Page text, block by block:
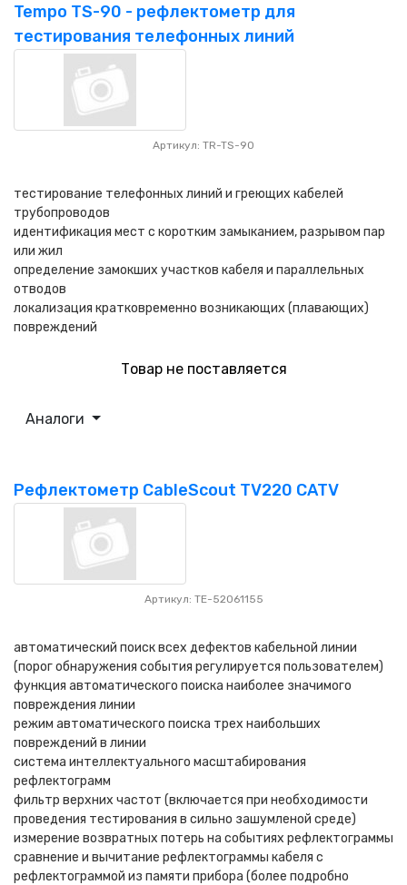
Tempo TS-90 - рефлектометр для
тестирования телефонных линий
Артикул: TR-TS-90
тестирование телефонных линий и греющих кабелей
трубопроводов
идентификация мест с коротким замыканием, разрывом пар
или жил
определение замокших участков кабеля и параллельных
отводов
локализация кратковременно возникающих (плавающих)
повреждений
Товар не поставляется
Аналоги
Рефлектометр CableScout TV220 CATV
Артикул: TE-52061155
автоматический поиск всех дефектов кабельной линии
(порог обнаружения события регулируется пользователем)
функция автоматического поиска наиболее значимого
повреждения линии
режим автоматического поиска трех наибольших
повреждений в линии
система интеллектуального масштабирования
рефлектограмм
фильтр верхних частот (включается при необходимости
проведения тестирования в сильно зашумленой среде)
измерение возвратных потерь на событиях рефлектограммы
сравнение и вычитание рефлектограммы кабеля с
рефлектограммой из памяти прибора (более подробно